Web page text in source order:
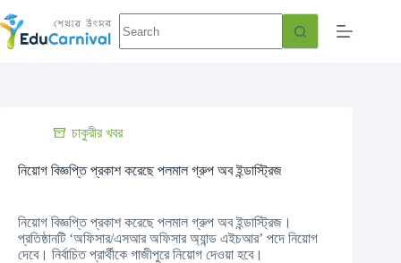
চাকুরীর খবর
নিয়োগ বিজ্ঞপ্তি প্রকাশ করেছে পলমাল গ্রুপ অব ইন্ডাস্ট্রিজ
নিয়োগ বিজ্ঞপ্তি প্রকাশ করেছে পলমাল গ্রুপ অব ইন্ডাস্ট্রিজ।
প্রতিষ্ঠানটি ‘অফিসার/এসআর অফিসার অ্যান্ড এইচআর’ পদে নিয়োগ
দেবে। নির্বাচিত প্রার্থীকে গাজীপুরে নিয়োগ দেওয়া হবে।